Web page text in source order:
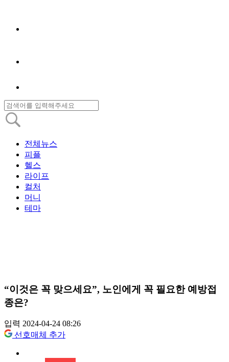
전체뉴스
피플
헬스
라이프
컬처
머니
테마
“이것은 꼭 맞으세요”, 노인에게 꼭 필요한 예방접
종은?
입력 2024-04-24 08:26
선호매체 추가